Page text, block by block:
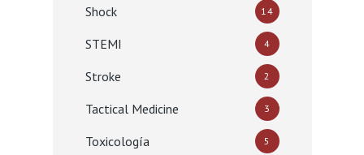
Shock 14
STEMI 4
Stroke 2
Tactical Medicine 3
Toxicología 5